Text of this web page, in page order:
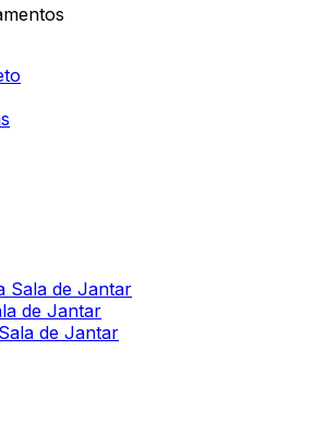
Sala de Jantar
de Jantar
de Jantar